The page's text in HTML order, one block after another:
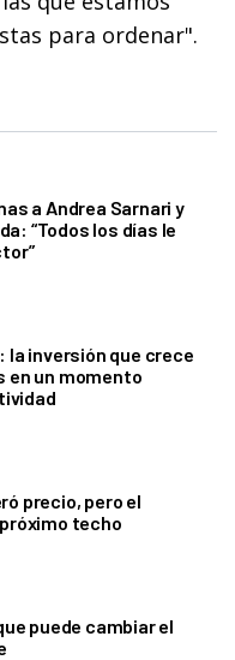
para ordenar".
a Andrea Sarnari y
“Todos los días le
la inversión que crece
en un momento
precio, pero el
techo
puede cambiar el